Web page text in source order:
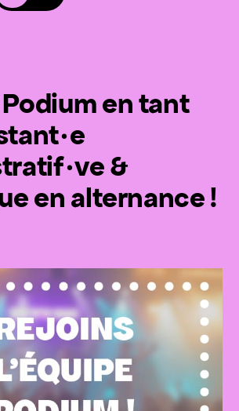
Instagram
en tant
&
en alternance !